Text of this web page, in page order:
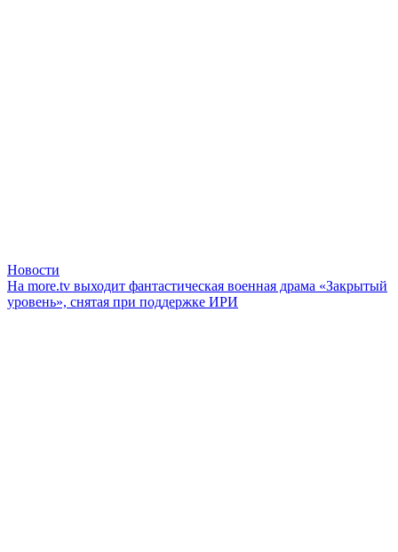
Новости
На more.tv выходит фантастическая военная драма «Закрытый
уровень», снятая при поддержке ИРИ